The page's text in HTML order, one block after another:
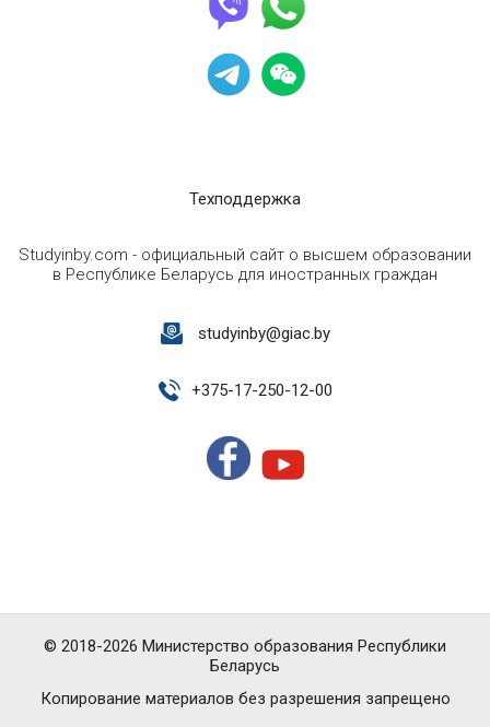
Техподдержка
Studyinby.com - официальный сайт о высшем образовании
в Республике Беларусь для иностранных граждан
studyinby@giac.by
+375-17-250-12-00
Копирование материалов без разрешения запрещено
© 2018-2026 Министерство образования Республики
Беларусь